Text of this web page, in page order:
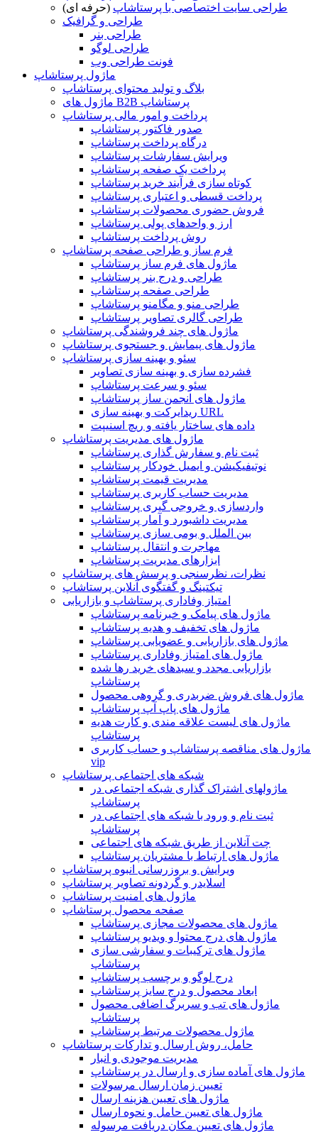
طراحی سایت اختصاصی با پرستاشاپ (حرفه ای)
طراحی و گرافیک
طراحی بنر
طراحی لوگو
فونت طراحی وب
ماژول پرستاشاپ
بلاگ و تولید محتوای پرستاشاپ
ماژول های B2B پرستاشاپ
پرداخت و امور مالی پرستاشاپ
صدور فاکتور پرستاشاپ
درگاه پرداخت پرستاشاپ
ویرایش سفارشات پرستاشاپ
پرداخت یک صفحه پرستاشاپ
کوتاه سازی فرآیند خرید پرستاشاپ
پرداخت قسطی و اعتباری پرستاشاپ
فروش حضوری محصولات پرستاشاپ
ارز و واحدهای پولی پرستاشاپ
روش پرداخت پرستاشاپ
فرم ساز و طراحی صفحه پرستاشاپ
ماژول های فرم ساز پرستاشاپ
طراحی و درج بنر پرستاشاپ
طراحی صفحه پرستاشاپ
طراحی منو و مگامنو پرستاشاپ
طراحی گالری تصاویر پرستاشاپ
ماژول های چند فروشندگی پرستاشاپ
ماژول های پیمایش و جستجوی پرستاشاپ
سئو و بهینه سازی پرستاشاپ
فشرده سازی و بهینه سازی تصاویر
سئو و سرعت پرستاشاپ
ماژول های انجمن ساز پرستاشاپ
ریدایرکت و بهینه سازی URL
داده های ساختار یافته و ریچ اسنیپت
ماژول های مدیریت پرستاشاپ
ثبت نام و سفارش گذاری پرستاشاپ
نوتیفیکیشن و ایمیل خودکار پرستاشاپ
مدیریت قیمت پرستاشاپ
مدیریت حساب کاربری پرستاشاپ
واردسازی و خروجی گیری پرستاشاپ
مدیریت داشبورد و آمار پرستاشاپ
بین الملل و بومی سازی پرستاشاپ
مهاجرت و انتقال پرستاشاپ
ابزارهای مدیریت پرستاشاپ
نظرات، نظرسنجی و پرسش های پرستاشاپ
تیکتینگ و گفتگوی آنلاین پرستاشاپ
امتیاز وفاداری پرستاشاپ و بازاریابی
ماژول های پیامک و خبرنامه پرستاشاپ
ماژول های تخفیف و هدیه پرستاشاپ
ماژول های بازاریابی و عضویابی پرستاشاپ
ماژول های امتیاز وفاداری پرستاشاپ
بازاریابی مجدد و سبدهای خرید رها شده
پرستاشاپ
ماژول های فروش ضربدری و گروهی محصول
ماژول های پاپ آپ پرستاشاپ
ماژول های لیست علاقه مندی و کارت هدیه
پرستاشاپ
ماژول های مناقصه پرستاشاپ و حساب کاربری
vip
شبکه های اجتماعی پرستاشاپ
ماژولهای اشتراک‌ گذاری شبکه اجتماعی در
پرستاشاپ
ثبت نام و ورود با شبکه های اجتماعی در
پرستاشاپ
چت آنلاین از طریق شبکه های اجتماعی
ماژول های ارتباط با مشتریان پرستاشاپ
ویرایش و بروزرسانی انبوه پرستاشاپ
اسلایدر و گردونه تصاویر پرستاشاپ
ماژول های امنیت پرستاشاپ
صفحه محصول پرستاشاپ
ماژول های محصولات مجازی پرستاشاپ
ماژول های درج محتوا و ویدیو پرستاشاپ
ماژول های ترکیبات و سفارشی سازی
پرستاشاپ
درج لوگو و برچسب پرستاشاپ
ابعاد محصول و درج سایز پرستاشاپ
ماژول های تب و سربرگ اضافی محصول
پرستاشاپ
ماژول محصولات مرتبط پرستاشاپ
حامل، روش ارسال و تدارکات پرستاشاپ
مدیریت موجودی و انبار
ماژول های آماده سازی و ارسال در پرستاشاپ
تعیین زمان ارسال مرسولات
ماژول های تعیین هزینه ارسال
ماژول های تعیین حامل و نحوه ارسال
ماژول های تعیین مکان دریافت مرسوله